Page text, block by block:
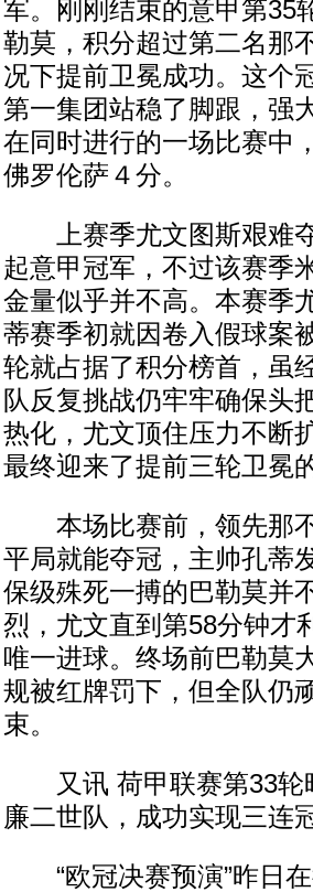
军。刚刚结束的意甲第35
勒莫，积分超过第二名那
况下提前卫冕成功。这个
第一集团站稳了脚跟，强
在同时进行的一场比赛中
佛罗伦萨４分。
上赛季尤文图斯艰难夺
起意甲冠军，不过该赛季
金量似乎并不高。本赛季
蒂赛季初就因卷入假球案
轮就占据了积分榜首，虽
队反复挑战仍牢牢确保头
热化，尤文顶住压力不断
最终迎来了提前三轮卫冕
本场比赛前，领先那不
平局就能夺冠，主帅孔蒂
保级殊死一搏的巴勒莫并
烈，尤文直到第58分钟才
唯一进球。终场前巴勒莫
规被红牌罚下，但全队仍
束。
又讯 荷甲联赛第33轮
廉二世队，成功实现三连冠
“欧冠决赛预演”昨日在